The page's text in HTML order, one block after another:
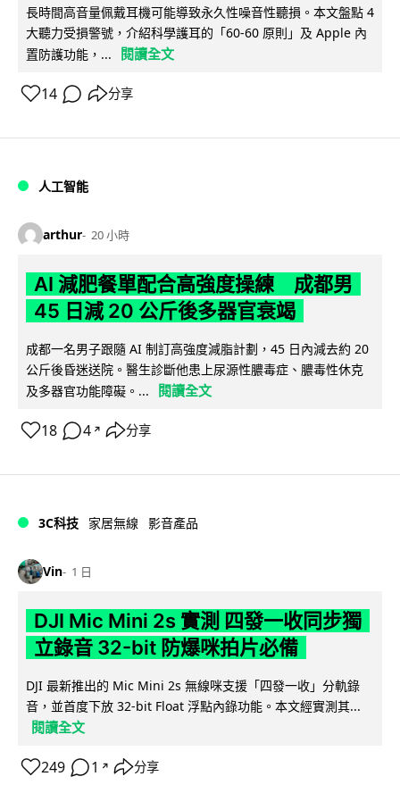
長時間高音量佩戴耳機可能導致永久性噪音性聽損。本文盤點 4
大聽力受損警號，介紹科學護耳的「60-60 原則」及 Apple 內
置防護功能，...
閱讀全文
14 分享
人工智能
arthur 20 小時
AI 減肥餐單配合高強度操練 成都男
45 日減 20 公斤後多器官衰竭
成都一名男子跟隨 AI 制訂高強度減脂計劃，45 日內減去約 20
公斤後昏迷送院。醫生診斷他患上尿源性膿毒症、膿毒性休克
及多器官功能障礙。...
閱讀全文
18 4 ↗ 分享
3C科技 家居無線 影音產品
Vin 1 日
DJI Mic Mini 2s 實測 四發一收同步獨
立錄音 32-bit 防爆咪拍片必備
DJI 最新推出的 Mic Mini 2s 無線咪支援「四發一收」分軌錄
音，並首度下放 32-bit Float 浮點內錄功能。本文經實測其...
閱讀全文
249 1 ↗ 分享